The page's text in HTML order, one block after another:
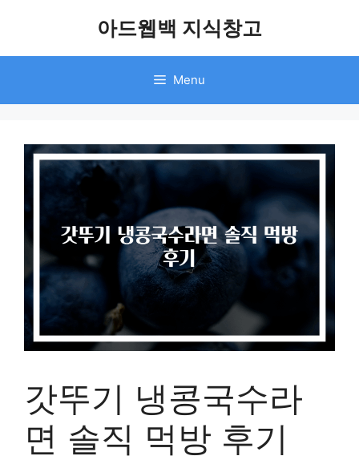
아드웹백 지식창고
Menu
갓뚜기 냉콩국수라
면 솔직 먹방 후기